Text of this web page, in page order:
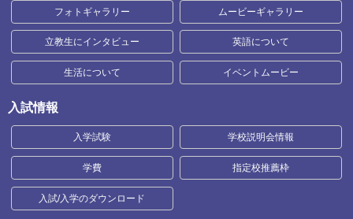
フォトギャラリー ムービーギャラリー
立教生にインタビュー 英語について
生活について イベントムービー
入試情報
入学試験 学校説明会情報
学費 指定校推薦枠
入試/入学のダウンロード